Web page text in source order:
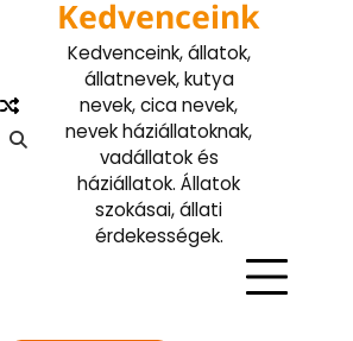
Kedvenceink
Kedvenceink, állatok,
állatnevek, kutya
nevek, cica nevek,
nevek háziállatoknak,
vadállatok és
háziállatok. Állatok
szokásai, állati
érdekességek.